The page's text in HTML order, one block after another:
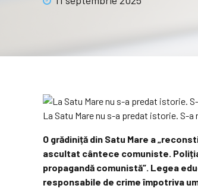
La Satu Mare nu s-a predat istorie. S-
O grădiniță din Satu Mare a
ascultat cântece comuniste.
propagandă comunistă”. Legea
responsabile de crime împotriva